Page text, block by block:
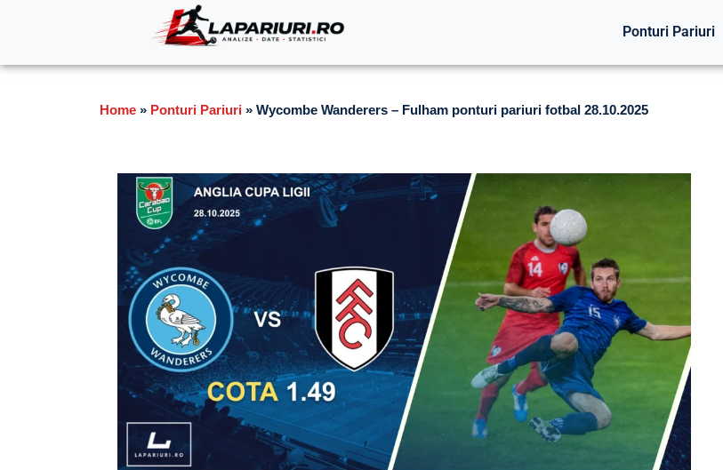
Ponturi Pariuri
Home » Ponturi Pariuri » Wycombe Wanderers – Fulham ponturi pariuri fotbal 28.10.2025